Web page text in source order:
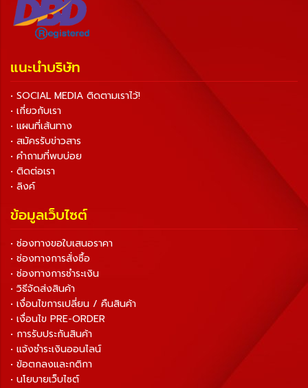
แนะนำบริษัท
• SOCIAL MEDIA ติดตามเราไว้!
• เกี่ยวกับเรา
• แผนที่เส้นทาง
• สมัครรับข่าวสาร
• คำถามที่พบบ่อย
• ติดต่อเรา
• ลิงค์
ข้อมูลเว็บไซต์
• ช่องทางขอใบเสนอราคา
• ช่องทางการสั่งซื้อ
• ช่องทางการชำระเงิน
• วิธีจัดส่งสินค้า
• เงื่อนไขการเปลี่ยน / คืนสินค้า
• เงื่อนไข PRE-ORDER
• การรับประกันสินค้า
• แจ้งชำระเงินออนไลน์
• ข้อตกลงและกติกา
• นโยบายเว็บไซต์